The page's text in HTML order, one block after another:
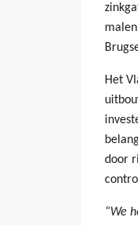
Het
door
“We